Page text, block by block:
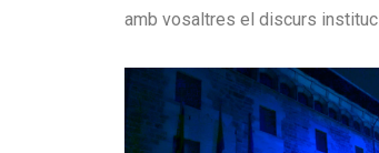
amb vosaltres el discurs